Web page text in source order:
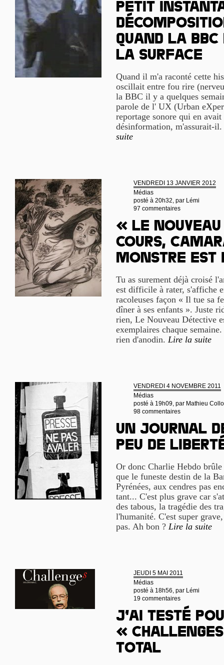
Petit
quand la
la surface
Quand il m'a raconté cette
oscillait entre fou rire
la BBC il y a quelques
parole de l' UX (Urban
reportage sonore qui en
désinformation, m'assurait-
suite
VENDREDI 13 JANVIER 2012
Médias
posté à 20h32, par Lémi
97 commentaires
« Le
cours,
monstre est
Tu as surement déjà croisé
est difficile à rater, s'affiche
racoleuses façon « Il tue sa
dîner à ses enfants ». Juste
rien, Le Nouveau Détective
exemplaires chaque
rien d'anodin. Lire la suite
VENDREDI 4 NOVEMBRE 2011
Médias
posté à 19h09, par Mathieu
98 commentaires
Un journal
peu de
Or donc Charlie Hebdo
que le funeste destin de la
Pyrénées, aux cendres pas
tant... C'est plus grave car
des tabous, la tragédie des
l'humanité. C'est super
pas. Ah bon ? Lire la suite
JEUDI 5 MAI 2011
Médias
posté à 18h56, par Lémi
19 commentaires
J’ai testé
«
Total